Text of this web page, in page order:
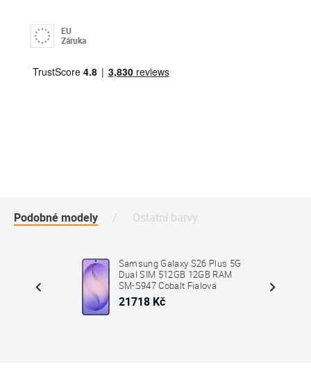
EU
Záruka
Podobné modely Ostatní barvy
Samsung Galaxy S26 Plus 5G
Dual SIM 512GB 12GB RAM
SM-S947 Cobalt Fialová
21718 Kč